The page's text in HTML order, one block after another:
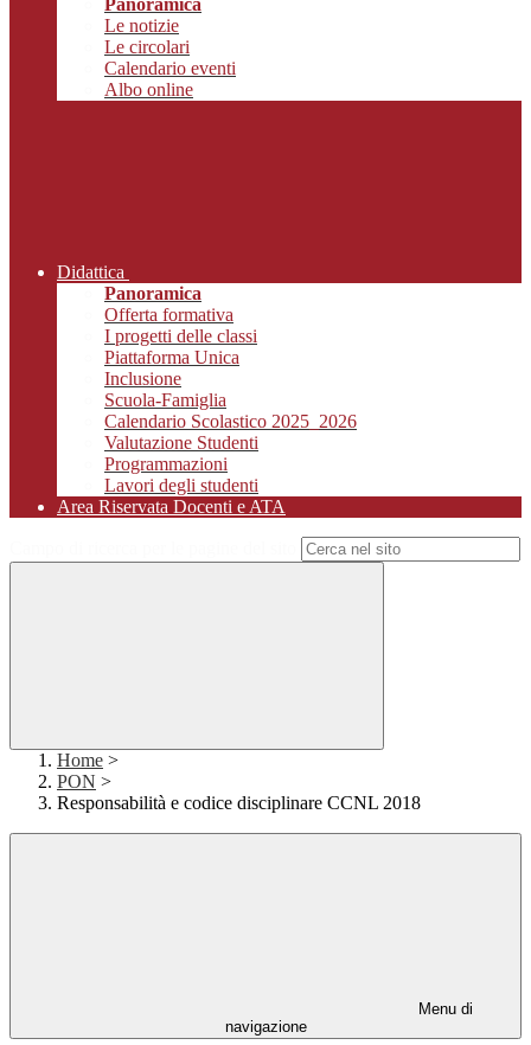
Panoramica
Le notizie
Le circolari
Calendario eventi
Albo online
Didattica
Panoramica
Offerta formativa
I progetti delle classi
Piattaforma Unica
Inclusione
Scuola-Famiglia
Calendario Scolastico 2025_2026
Valutazione Studenti
Programmazioni
Lavori degli studenti
Area Riservata Docenti e ATA
Home >
PON >
Responsabilità e codice disciplinare CCNL 2018
Menu di
navigazione